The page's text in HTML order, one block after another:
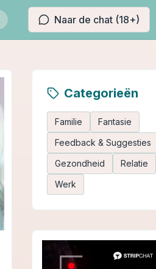
Naar de chat (18+)
Categorieën
Familie
Fantasie
Feedback & Suggesties
Gezondheid
Relatie
Werk